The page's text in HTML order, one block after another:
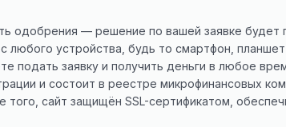
— решение по вашей заявке будет
устройства, будь то смартфон,
подать заявку и получить деньги в любое
и состоит в реестре микрофинансовых
сайт защищён SSL-сертификатом,